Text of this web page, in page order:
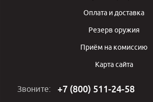
Оплата и доставка
Резерв оружия
Приём на комиссию
Карта сайта
Звоните: +7 (800) 511-24-58